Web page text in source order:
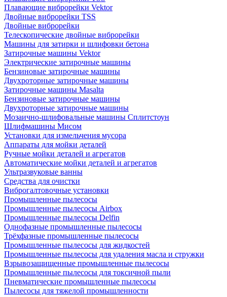
Плавающие виброрейки Vektor
Двойные виброрейки TSS
Двойные виброрейки
Телескопические двойные виброрейки
Машины для затирки и шлифовки бетона
Затирочные машины Vektor
Электрические затирочные машины
Бензиновые затирочные машины
Двухроторные затирочные машины
Затирочные машины Masalta
Бензиновые затирочные машины
Двухроторные затирочные машины
Мозаично-шлифовальные машины Сплитстоун
Шлифмашины Мисом
Установки для измельчения мусора
Аппараты для мойки деталей
Ручные мойки деталей и агрегатов
Автоматические мойки деталей и агрегатов
Ультразвуковые ванны
Средства для очистки
Виброгалтовочные установки
Промышленные пылесосы
Промышленные пылесосы Airbox
Промышленные пылесосы Delfin
Однофазные промышленные пылесосы
Трёхфазные промышленные пылесосы
Промышленные пылесосы для жидкостей
Промышленные пылесосы для удаления масла и стружки
Взрывозащищенные промышленные пылесосы
Промышленные пылесосы для токсичной пыли
Пневматические промышленные пылесосы
Пылесосы для тяжелой промышленности